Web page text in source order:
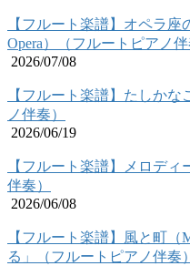
【フルート楽譜】オペラ座
Opera）（フルートピアノ伴
2026/07/08
【フルート楽譜】たしか
ノ伴奏）
2026/06/19
【フルート楽譜】メロデ
伴奏）
2026/06/08
【フルート楽譜】風と町（
る」（フルートピアノ伴奏）